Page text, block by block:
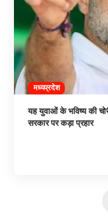
मध्यप्रदेश
यह युवाओं के भविष्य की
सरकार पर कड़ा प्रहार